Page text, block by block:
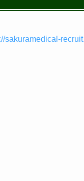
sakuramedical-